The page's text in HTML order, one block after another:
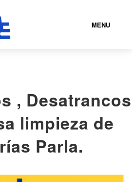
MENU
, Desatrancos
limpieza de
Parla.